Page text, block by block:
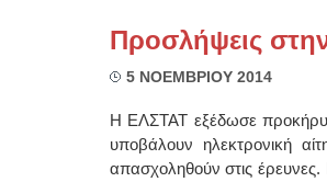
Προσλήψεις
5 ΝΟΕΜΒΡΙΟΥ 2014
Η ΕΛΣΤΑΤ εξέδωσε
υποβάλουν ηλεκτρονική
απασχοληθούν στις